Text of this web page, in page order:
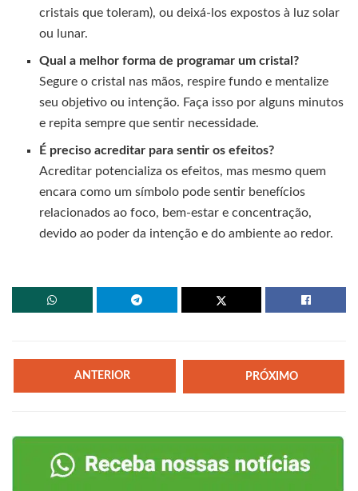
cristais que toleram), ou deixá-los expostos à luz solar
ou lunar.
Qual a melhor forma de programar um cristal?
Segure o cristal nas mãos, respire fundo e mentalize
seu objetivo ou intenção. Faça isso por alguns minutos
e repita sempre que sentir necessidade.
É preciso acreditar para sentir os efeitos?
Acreditar potencializa os efeitos, mas mesmo quem
encara como um símbolo pode sentir benefícios
relacionados ao foco, bem-estar e concentração,
devido ao poder da intenção e do ambiente ao redor.
ANTERIOR PRÓXIMO